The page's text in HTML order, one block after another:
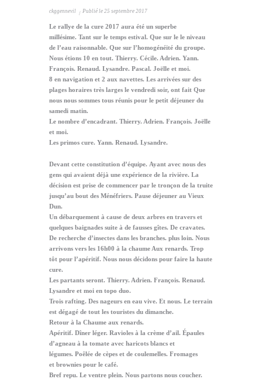
ckggennevil Publié le25 septembre 2017
Le rallye de la cure 2017 aura été un superbe
millésime. Tant sur le temps estival. Que sur le le niveau
de l’eau raisonnable. Que sur l’homogénéité du groupe.
Nous étions 10 en tout. Thierry. Cécile. Adrien. Yann.
François. Renaud. Lysandre. Pascal. Joëlle et moi.
8 en navigation et 2 aux navettes. Les arrivées sur des
plages horaires très larges le vendredi soir, ont fait Que
nous nous sommes tous réunis pour le petit déjeuner du
samedi matin.
Le nombre d’encadrant. Thierry. Adrien. François. Joëlle
et moi.
Les primos cure. Yann. Renaud. Lysandre.
Devant cette constitution d’équipe. Ayant avec nous des
gens qui avaient déjà une expérience de la rivière. La
décision est prise de commencer par le tronçon de la truite
jusqu’au bout des Ménéfriers. Pause déjeuner au Vieux
Dun.
Un débarquement à cause de deux arbres en travers et
quelques baignades suite à de fausses gîtes. De cravates.
De recherche d’insectes dans les branches. plus loin. Nous
arrivons vers les 16h00 à la chaume Aux renards. Trop
tôt pour l’apéritif. Nous nous décidons pour faire la haute
cure.
Les partants seront. Thierry. Adrien. François. Renaud.
Lysandre et moi en topo duo.
Trois rafting. Des nageurs en eau vive. Et nous. Le terrain
est dégagé de tout les touristes du dimanche.
Retour à la Chaume aux renards.
Apéritif. Dîner léger. Ravioles à la crème d’ail. Épaules
d’agneau à la tomate avec haricots blancs et
légumes. Poêlée de cèpes et de coulemelles. Fromages
et brownies pour le café.
Bref repu. Le ventre plein. Nous partons nous coucher.